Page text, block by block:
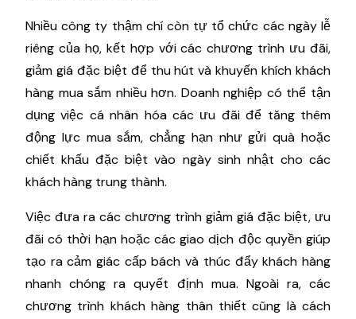
Nhiều công ty thậm chí còn tự tổ chức các ngày lễ
riêng của họ, kết hợp với các chương trình ưu đãi,
giảm giá đặc biệt để thu hút và khuyến khích khách
hàng mua sắm nhiều hơn. Doanh nghiệp có thể tận
dụng việc cá nhân hóa các ưu đãi để tăng thêm
động lực mua sắm, chẳng hạn như gửi quà hoặc
chiết khấu đặc biệt vào ngày sinh nhật cho các
khách hàng trung thành.
Việc đưa ra các chương trình giảm giá đặc biệt, ưu
đãi có thời hạn hoặc các giao dịch độc quyền giúp
tạo ra cảm giác cấp bách và thúc đẩy khách hàng
nhanh chóng ra quyết định mua. Ngoài ra, các
chương trình khách hàng thân thiết cũng là cách